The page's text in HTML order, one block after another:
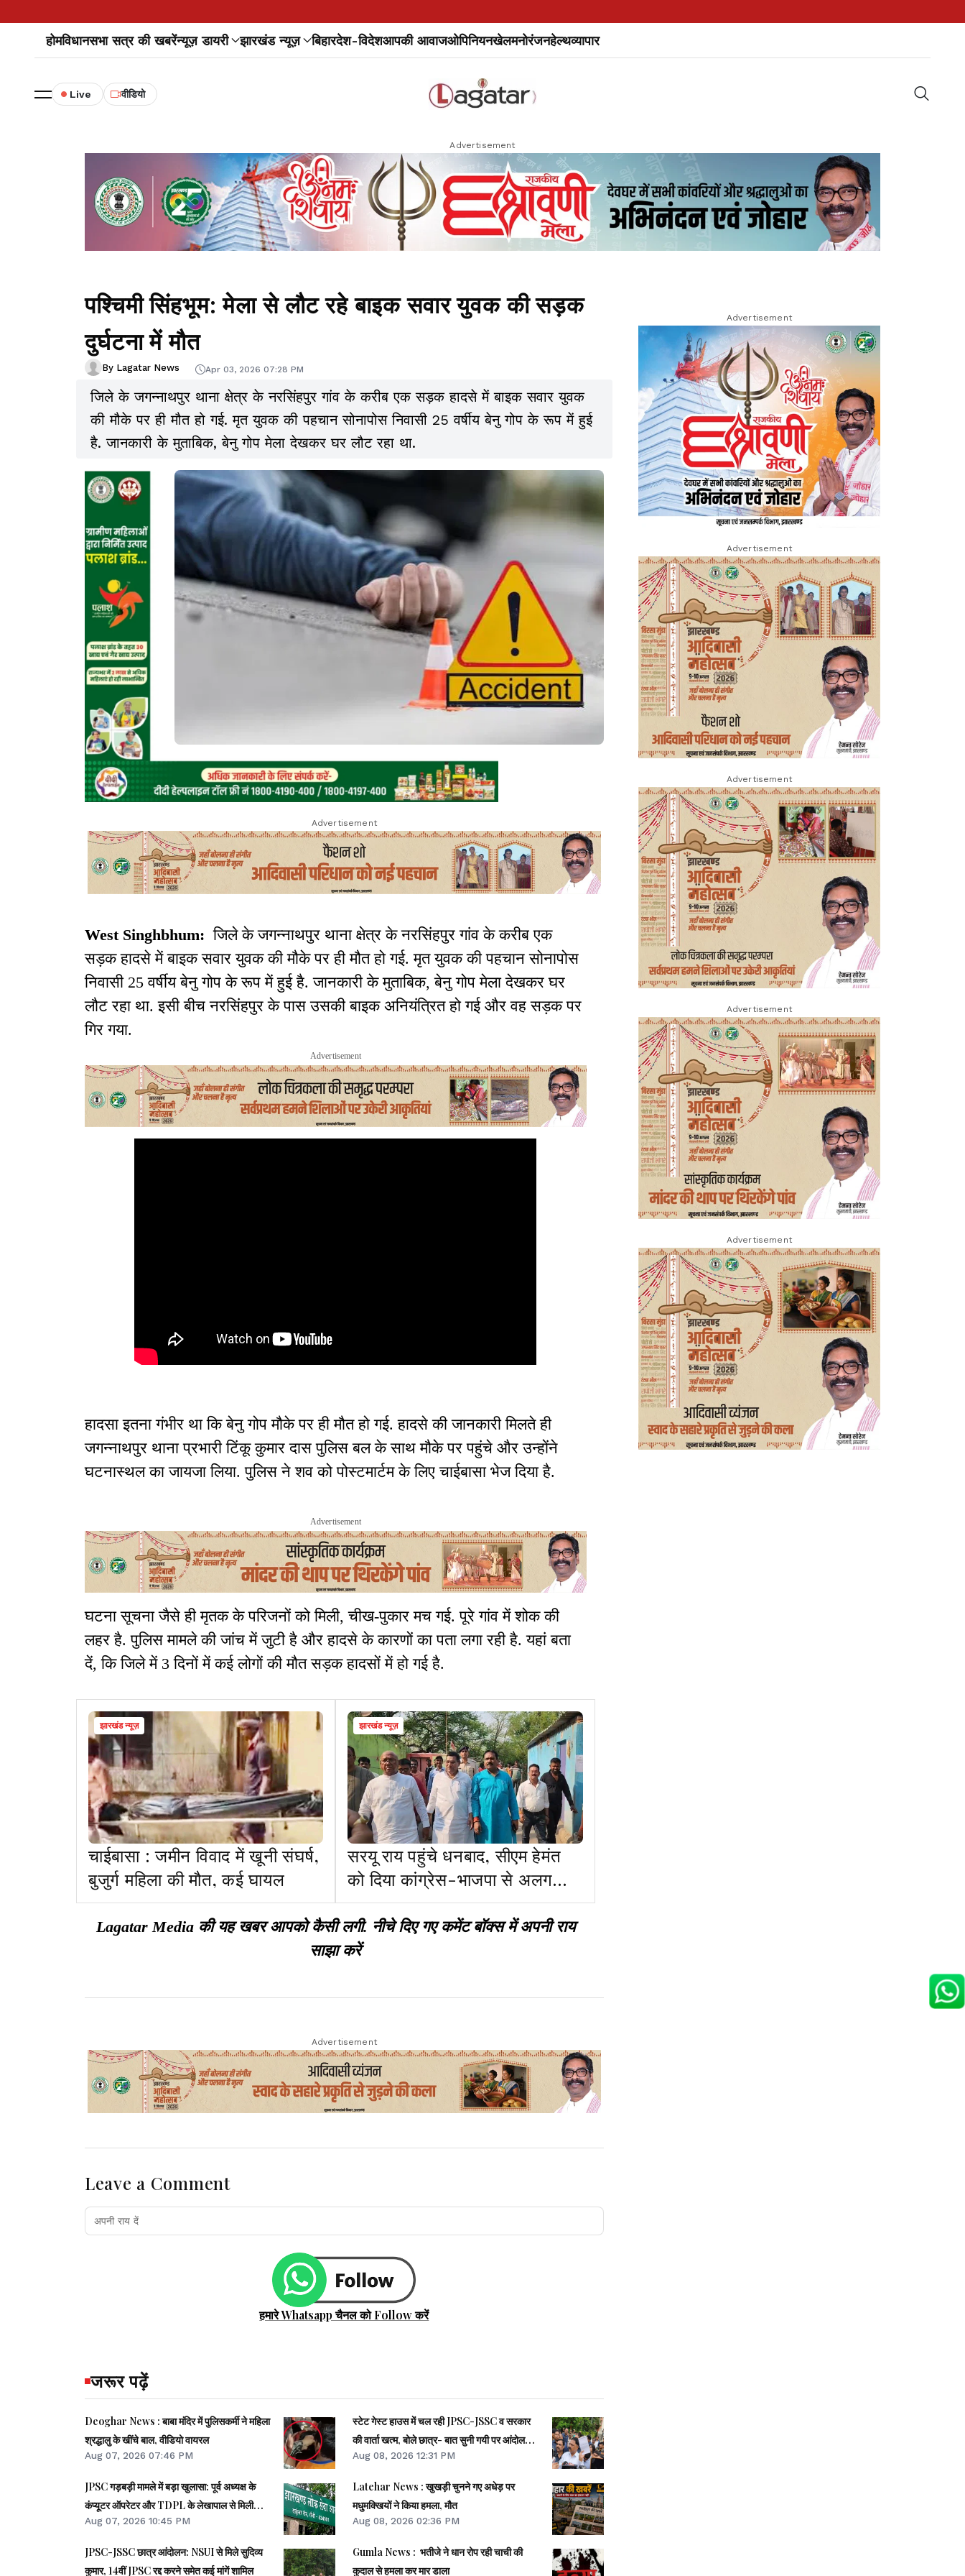
होमविधानसभा सत्र की खबरेंन्यूज़ डायरी झारखंड न्यूज़ बिहारदेश-विदेशआपकी आवाजओपिनियनखेलमनोरंजनहेल्थव्यापार
Live वीडियो
Advertisement
पश्चिमी सिंहभूम: मेला से लौट रहे बाइक सवार युवक की सड़क
दुर्घटना में मौत
By Lagatar News Apr 03, 2026 07:28 PM
जिले के जगन्नाथपुर थाना क्षेत्र के नरसिंहपुर गांव के करीब एक सड़क हादसे में बाइक सवार युवक
की मौके पर ही मौत हो गई. मृत युवक की पहचान सोनापोस निवासी 25 वर्षीय बेनु गोप के रूप में हुई
है. जानकारी के मुताबिक, बेनु गोप मेला देखकर घर लौट रहा था.
Advertisement
West Singhbhum: जिले के जगन्नाथपुर थाना क्षेत्र के नरसिंहपुर गांव के करीब एक
सड़क हादसे में बाइक सवार युवक की मौके पर ही मौत हो गई. मृत युवक की पहचान सोनापोस
निवासी 25 वर्षीय बेनु गोप के रूप में हुई है. जानकारी के मुताबिक, बेनु गोप मेला देखकर घर
लौट रहा था. इसी बीच नरसिंहपुर के पास उसकी बाइक अनियंत्रित हो गई और वह सड़क पर
गिर गया.
Advertisement
हादसा इतना गंभीर था कि बेनु गोप मौके पर ही मौत हो गई. हादसे की जानकारी मिलते ही
जगन्नाथपुर थाना प्रभारी टिंकू कुमार दास पुलिस बल के साथ मौके पर पहुंचे और उन्होंने
घटनास्थल का जायजा लिया. पुलिस ने शव को पोस्टमार्टम के लिए चाईबासा भेज दिया है.
Advertisement
घटना सूचना जैसे ही मृतक के परिजनों को मिली, चीख-पुकार मच गई. पूरे गांव में शोक की
लहर है. पुलिस मामले की जांच में जुटी है और हादसे के कारणों का पता लगा रही है. यहां बता
दें, कि जिले में 3 दिनों में कई लोगों की मौत सड़क हादसों में हो गई है.
झारखंड न्यूज़
चाईबासा : जमीन विवाद में खूनी संघर्ष,
बुजुर्ग महिला की मौत, कई घायल
झारखंड न्यूज़
सरयू राय पहुंचे धनबाद, सीएम हेमंत
को दिया कांग्रेस-भाजपा से अलग
सरकार बनाने का ऑफर
Lagatar Media की यह खबर आपको कैसी लगी. नीचे दिए गए कमेंट बॉक्स में अपनी राय
साझा करें
Advertisement
Leave a Comment
हमारे Whatsapp चैनल को Follow करें
जरूर पढ़ें
Deoghar News : बाबा मंदिर में पुलिसकर्मी ने महिला
श्रद्धालु के खींचे बाल, वीडियो वायरल
Aug 07, 2026 07:46 PM
JPSC गड़बड़ी मामले में बड़ा खुलासा: पूर्व अध्यक्ष के
कंप्यूटर ऑपरेटर और TDPL के लेखापाल से मिली
अहम जानकारी
Aug 07, 2026 10:45 PM
JPSC-JSSC छात्र आंदोलन: NSUI से मिले सुदिव्य
कुमार, 14वीं JPSC रद्द करने समेत कई मांगें शामिल
स्टेट गेस्ट हाउस में चल रही JPSC-JSSC व सरकार
की वार्ता खत्म, बोले छात्र- बात सुनी गयी पर आंदोलन
जारी
Aug 08, 2026 12:31 PM
Latehar News : खुखड़ी चुनने गए अधेड़ पर
मधुमक्खियों ने किया हमला, मौत
Aug 08, 2026 02:36 PM
Gumla News : भतीजे ने धान रोप रही चाची की
कुदाल से हमला कर मार डाला
Advertisement
Advertisement
Advertisement
Advertisement
Advertisement